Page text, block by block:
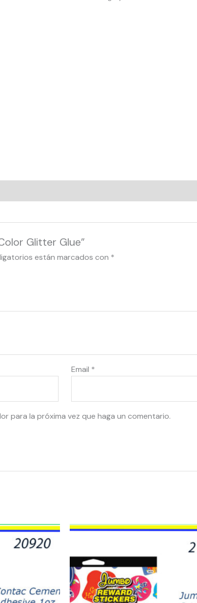
Glitter Glue”
están marcados con *
Email *
para la próxima vez que haga un comentario.
21737
JUMBO
REWARD
700
STICKERS